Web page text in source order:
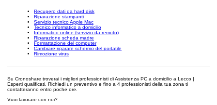
Recupero dati da hard disk
Riparazione stampanti
Servizio tecnico Apple Mac
Tecnico informatico a domicilio
Informatico online (servizio da remoto)
Riparazione scheda madre
Formattazione del computer
Cambiare riparare schermo del portatile
Rimozione virus
Su Cronoshare troverai i migliori professionisti di Assistenza PC a domicilio a Lecco |
Esperti qualificati. Richiedi un preventivo e fino a 4 professionisti della tua zona ti
contatteranno entro poche ore.
Vuoi lavorare con noi?